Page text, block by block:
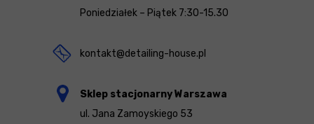
Poniedziałek – Piątek 7:30-15.30
kontakt@detailing-house.pl
Sklep stacjonarny Warszawa
ul. Jana Zamoyskiego 53